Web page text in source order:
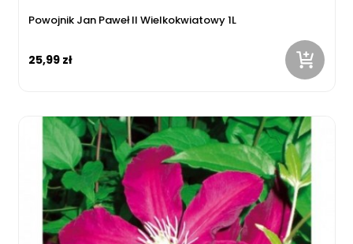
Powojnik Jan Paweł II Wielkokwiatowy 1L
25,99 zł